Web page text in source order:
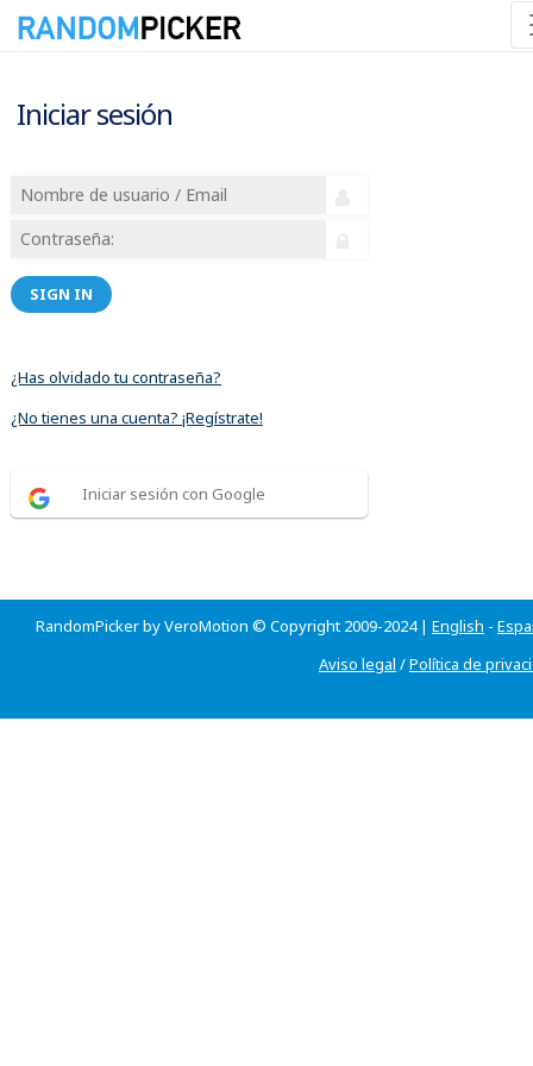
Iniciar sesión
SIGN IN
¿Has olvidado tu contraseña?
¿No tienes una cuenta? ¡Regístrate!
Iniciar sesión con Google
RandomPicker by VeroMotion © Copyright 2009-2024 | English -
Aviso legal /Política de